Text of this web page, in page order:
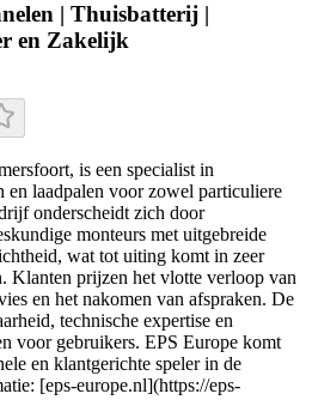
| Thuisbatterij |
en Zakelijk
is een specialist in
en laadpalen voor zowel particuliere
onderscheidt zich door
monteurs met uitgebreide
wat tot uiting komt in zeer
Klanten prijzen het vlotte verloop van
en het nakomen van afspraken. De
technische expertise en
voor gebruikers. EPS Europe komt
en klantgerichte speler in de
[eps-europe.nl](https://eps-